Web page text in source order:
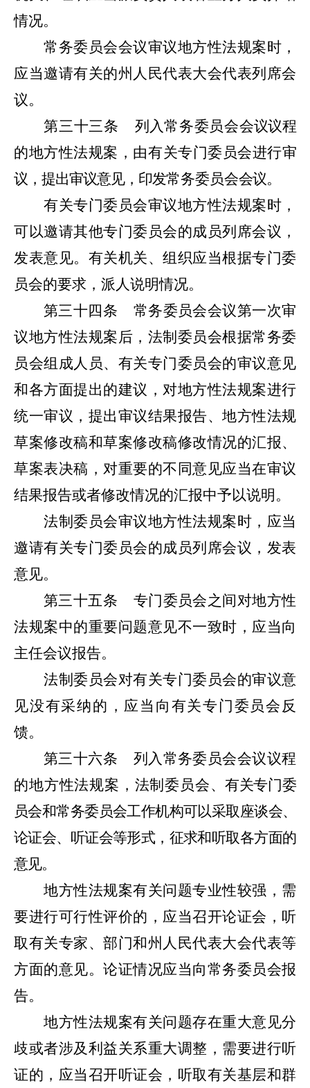
情况。
常务委员会会议审议地方性法规案时，
应当邀请有关的州 人民代表大会代表列席会
议。
第三十三条
列 入常务委员会会议议程
的地方性法规案，由有关专门委员会进行审
议，提出审议意见，印发常务委员会会议。
有关专门委员会审议地方性法规案时，
可以邀请其他专门委员会的成员列席会议，
发表意见。有关机关、组织应当根据专门委
员会的要求，派人说明情况。
第三十四条
常务委员会会议第一次审
议地方性法规案后，法制委员会根据常务委
员会组成人员、有关专门委员会的审议意见
和各方面提出的建议，对地方性法规案进行
统一审议，提出审议结果报告、地方性法规
草案修改稿和草案修改稿修改情况的汇报、
草案表决稿，对重要的不同意见应当在审议
结果报告或者修改情况的汇报中予以说明。
法制委员会审议地方性法规案时，应当
邀请有关专门委员会的成员列席会议，发表
意见。
第三十五条
专门委员会之间对地方性
法规案中的重要问题意见不一致时，应当向
主任会议报告。
法制委员会对有关专门委员会的审议意
见没有采纳的，应当向有关专门委员会反
馈。
第三十六条
列入常务委员会会议议程
的地方性法规案，法制委员会、有关专门委
员会和常务委员会工作机构可以采取座谈会、
论证会、听证会等形式，征求和听取各方面的
意见。
地方性法规案有关问题专业性较强，需
要进行可行性评价的，应当召开论证会，听
取有关专家、部门和州 人民代表大会代表等
方面的意见。论证情况应当向常务委员会报
告。
地方性法规案有关问题存在重大意见分
歧或者涉及利益关系重大调整，需要进行听
证的，应当召开听证会，听取有关基层和群